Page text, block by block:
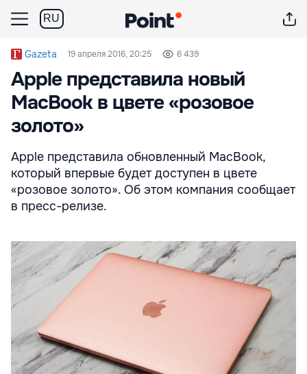
RU
Gazeta 19 апреля 2016, 20:25 6 439
Apple представила новый
MacBook в цвете «розовое
золото»
Apple представила обновленный MacBook,
который впервые будет доступен в цвете
«розовое золото». Об этом компания сообщает
в пресс-релизе.